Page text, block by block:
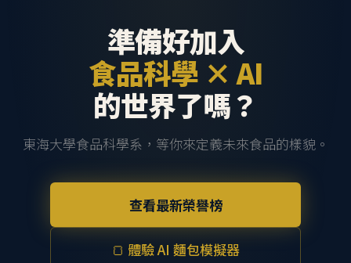
準備好加入
食品科學 × AI
的世界了嗎？
東海大學食品科學系，等你來定義未來食品的樣貌。
查看最新榮譽榜
🍞 體驗 AI 麵包模擬器